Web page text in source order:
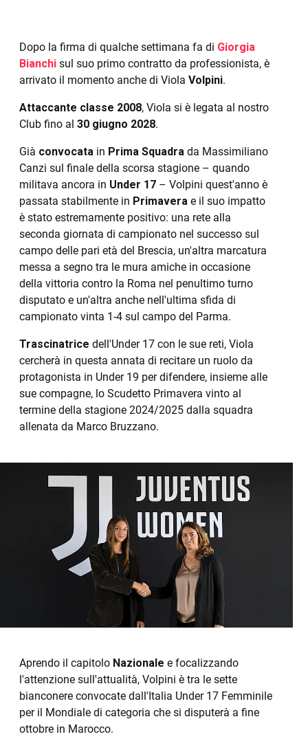
Dopo la firma di qualche settimana fa di Giorgia
Bianchi sul suo primo contratto da professionista, è
arrivato il momento anche di Viola Volpini.
Attaccante classe 2008, Viola si è legata al nostro
Club fino al 30 giugno 2028.
Già convocata in Prima Squadra da Massimiliano
Canzi sul finale della scorsa stagione – quando
militava ancora in Under 17 – Volpini quest'anno è
passata stabilmente in Primavera e il suo impatto
è stato estremamente positivo: una rete alla
seconda giornata di campionato nel successo sul
campo delle pari età del Brescia, un'altra marcatura
messa a segno tra le mura amiche in occasione
della vittoria contro la Roma nel penultimo turno
disputato e un'altra anche nell'ultima sfida di
campionato vinta 1-4 sul campo del Parma.
Trascinatrice dell'Under 17 con le sue reti, Viola
cercherà in questa annata di recitare un ruolo da
protagonista in Under 19 per difendere, insieme alle
sue compagne, lo Scudetto Primavera vinto al
termine della stagione 2024/2025 dalla squadra
allenata da Marco Bruzzano.
Aprendo il capitolo Nazionale e focalizzando
l'attenzione sull'attualità, Volpini è tra le sette
bianconere convocate dall'Italia Under 17 Femminile
per il Mondiale di categoria che si disputerà a fine
ottobre in Marocco.